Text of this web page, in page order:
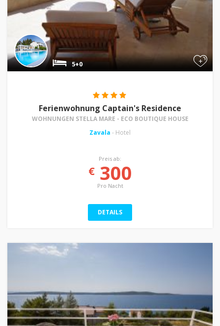
+
5+0
Ferienwohnung Captain's Residence
WOHNUNGEN STELLA MARE - ECO BOUTIQUE HOUSE
Zavala - Hotel
Preis ab:
€300
Pro Nacht
DETAILS